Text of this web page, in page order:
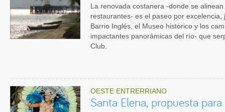
La renovada costanera -donde se
restaurantes- es el paseo por
Barrio Inglés, el Museo histórico y los
impactantes panorámicas del río- que
Club.
OESTE ENTRERRIANO
Santa Elena, propuesta